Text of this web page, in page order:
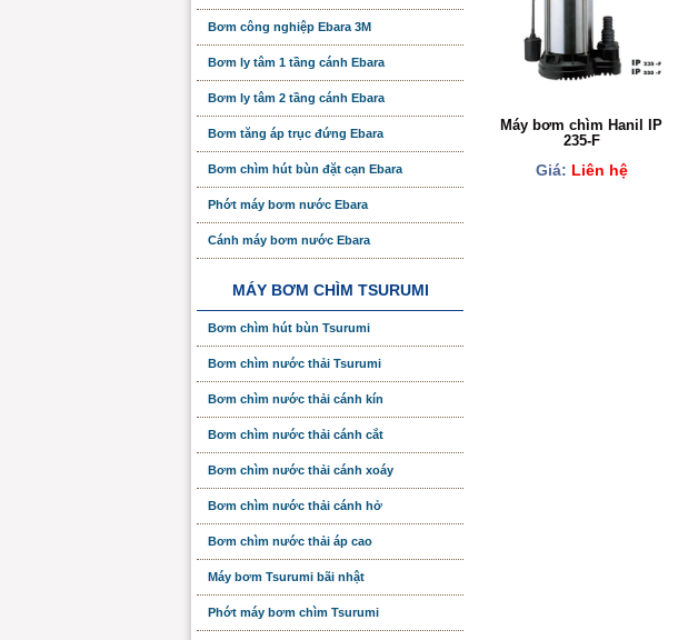
Máy bơm chìm Hanil IP
235-F
Giá: Liên hệ
Bơm công nghiệp Ebara 3M
Bơm ly tâm 1 tầng cánh Ebara
Bơm ly tâm 2 tầng cánh Ebara
Bơm tăng áp trục đứng Ebara
Bơm chìm hút bùn đặt cạn Ebara
Phớt máy bơm nước Ebara
Cánh máy bơm nước Ebara
MÁY BƠM CHÌM TSURUMI
Bơm chìm hút bùn Tsurumi
Bơm chìm nước thải Tsurumi
Bơm chìm nước thải cánh kín
Bơm chìm nước thải cánh cắt
Bơm chìm nước thải cánh xoáy
Bơm chìm nước thải cánh hở
Bơm chìm nước thải áp cao
Máy bơm Tsurumi bãi nhật
Phớt máy bơm chìm Tsurumi